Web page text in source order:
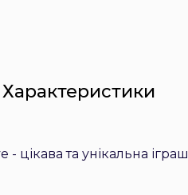
Характеристики
- цікава та унікальна